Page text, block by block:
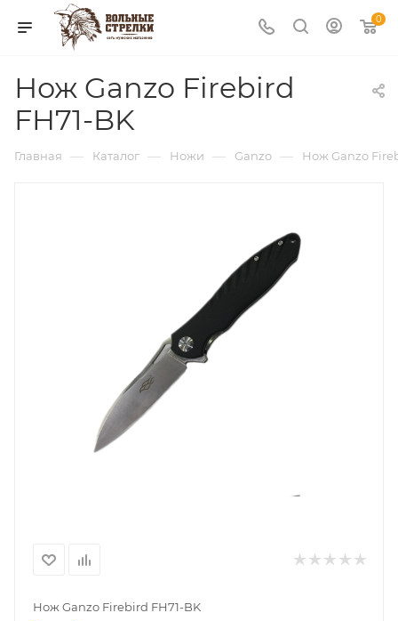
0
Нож Ganzo Firebird
FH71-BK
Главная — Каталог — Ножи — Ganzo — Нож Ganzo
Нож Ganzo Firebird FH71-BK